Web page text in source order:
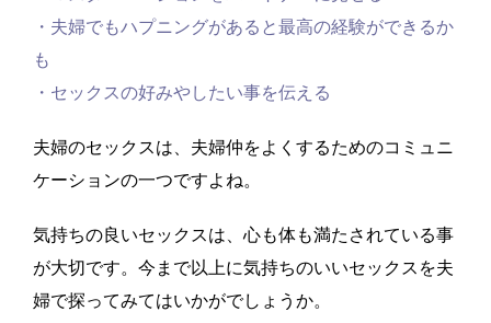
・夫婦でもハプニングがあると最高の経験ができるか
も
・セックスの好みやしたい事を伝える
夫婦のセックスは、夫婦仲をよくするためのコミュニ
ケーションの一つですよね。
気持ちの良いセックスは、心も体も満たされている事
が大切です。今まで以上に気持ちのいいセックスを夫
婦で探ってみてはいかがでしょうか。